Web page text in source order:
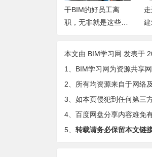
干BIM的好员工离
职，无非就是这些原
本文由 BIM学习网 发表于
1、BIM学习网为资源共享
2、所有均资源来自于网络
3、如本页侵犯到任何第三
4、百度网盘分享内容难免
5、 转载请务必保留本文链